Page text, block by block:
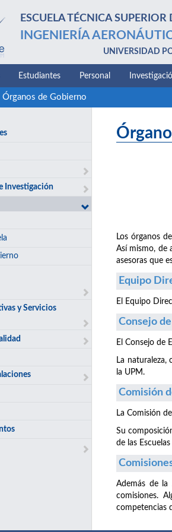
ESCUELA TÉCNICA SUPERIOR
INGENIERÍA
UNIVERSIDAD
Estudiantes Personal
Órganos de Gobierno
Investigación
y Servicios
Los órganos
Así mismo, de
asesoras que
Equipo
El Equipo
Consejo
El Consejo de
La
la UPM.
Comisión
La Comisión
Su
de las
Además de la
comisiones.
competencias